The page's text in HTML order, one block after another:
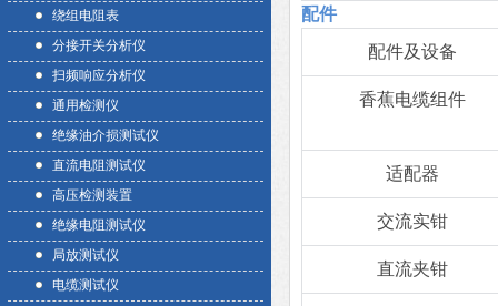
绕组电阻表
分接开关分析仪
扫频响应分析仪
通用检测仪
绝缘油介损测试仪
直流电阻测试仪
高压检测装置
绝缘电阻测试仪
局放测试仪
电缆测试仪
配件
配件及设备
香蕉电缆组件
适配器
交流实钳
直流夹钳